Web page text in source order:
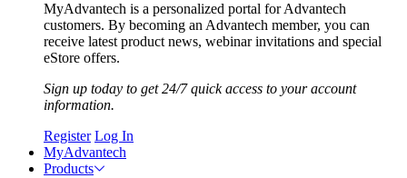
MyAdvantech is a personalized portal for Advantech
customers. By becoming an Advantech member, you can
receive latest product news, webinar invitations and special
eStore offers.
Sign up today to get 24/7 quick access to your account
information.
Register Log In
MyAdvantech
Products